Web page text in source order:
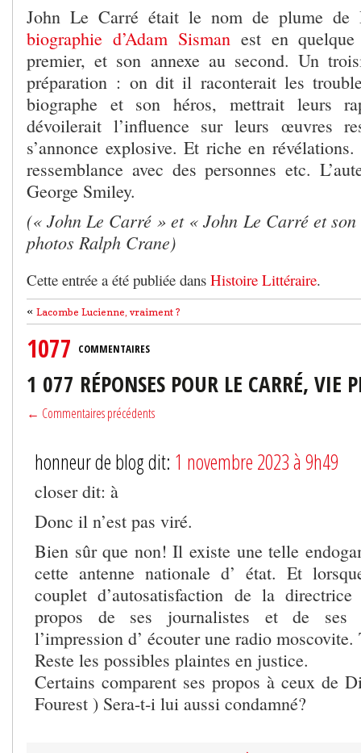
John Le Carré était le nom de plume de
biographie d’Adam Sismanest en quelque
premier, et son annexe au second. Un
préparation : on dit il raconterait les
biographe et son héros, mettrait leurs
dévoilerait l’influence sur leurs œuvres
s’annonce explosive. Et riche en
ressemblance avec des personnes etc.
George Smiley.
(« John Le Carré » et « John Le Carré et son
photos Ralph Crane)
Cette entrée a été publiée dans Histoire Littéraire.
« Lacombe Lucienne, vraiment ?
1077 COMMENTAIRES
1 077 RÉPONSES POUR LE CARRÉ, VIE
← Commentaires précédents
honneur de blog dit: 1 novembre 2023 à 9h49
closer dit: à
Donc il n’est pas viré.
Bien sûr que non! Il existe une telle
cette antenne nationale d’ état. Et
couplet d’autosatisfaction de la
propos de ses journalistes et de ses
l’impression d’ écouter une radio
Reste les possibles plaintes en justice.
Certains comparent ses propos à ceux de
Fourest ) Sera-t-i lui aussi condamné?